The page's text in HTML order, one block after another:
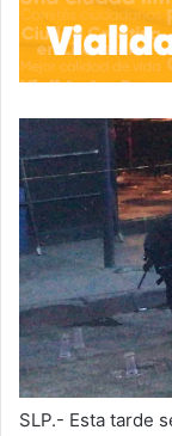
SLP.- Esta tarde